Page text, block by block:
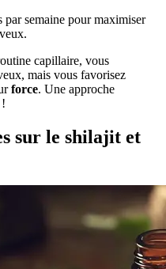
semaine pour maximiser
capillaire, vous
mais vous favorisez
force. Une approche
sur le shilajit et